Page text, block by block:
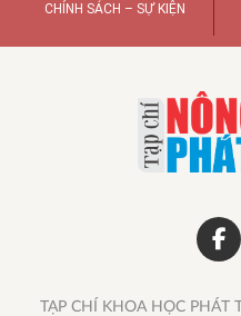
CHÍNH SÁCH – SỰ KIỆN
TẠP CHÍ KHOA HỌC PHÁT